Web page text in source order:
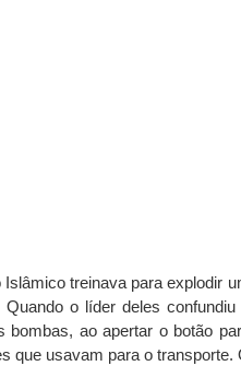
treinava para explodir
o líder deles confundiu
bombas, ao apertar o botão
que usavam para o transporte.